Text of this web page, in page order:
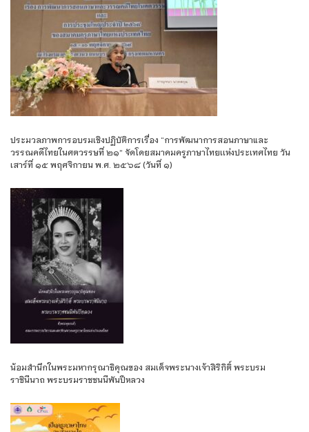
ประมวลภาพการอบรมเชิงปฏิบัติการเรื่อง “การพัฒนาการสอนภาษาและ
วรรณคดีไทยในศตวรรษที่ ๒๑” จัดโดยสมาคมครูภาษาไทยเเห่งประเทศไทย วัน
เสาร์ที่ ๑๕ พฤศจิกายน พ.ศ. ๒๕๖๘ (วันที่ ๑)
น้อมสำนึกในพระมหากรุณาธิคุณของ สมเด็จพระนางเจ้าสิริกิติ์ พระบรม
ราชินีนาถ พระบรมราชชนนีพันปีหลวง